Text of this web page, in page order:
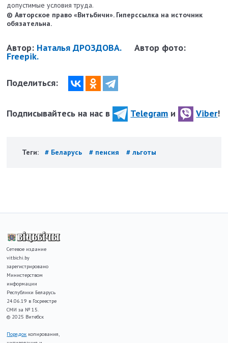
допустимые условия труда.
© Авторское право «Витьбичи». Гиперссылка на источник
обязательна.
Автор: Наталья ДРОЗДОВА. Автор фото:
Freepik.
Поделиться:
Подписывайтесь на нас в Telegram и Viber!
Теги: # Беларусь # пенсия # льготы
Сетевое издание
vitbichi.by
зарегистрировано
Министерством
информации
Республики Беларусь
24.06.19 в Госреестре
СМИ за № 15.
© 2025 Витебск
Порядок копирования,